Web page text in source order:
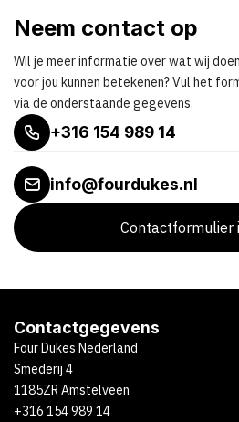
Neem contact op
Wil je meer informatie over wat wij
voor jou kunnen betekenen? Vul het
via de onderstaande gegevens.
+316 154 989 14
info@fourdukes.nl
Contactformulier
Contactgegevens
Four Dukes Nederland
Smederij 4
1185ZR Amstelveen
+316 154 989 14